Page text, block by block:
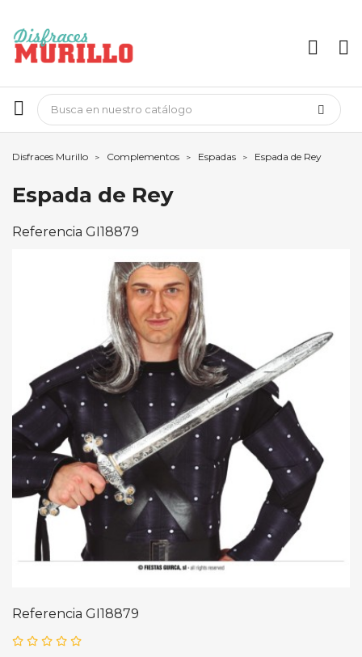
Disfraces Murillo Complementos Espadas Espada de Rey
Espada de Rey
Referencia GI18879
Referencia GI18879